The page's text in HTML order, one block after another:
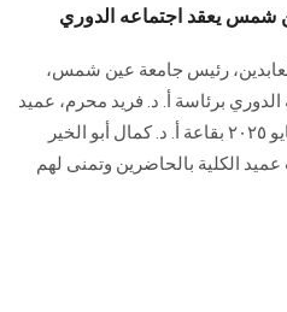
شمس يعقد اجتماعه الدوري
رئيس جامعة عين شمس،
برئاسة أ. د. فريد محرم، عميد
الكلية، يوم السبت الموافق ١٧ مايو ٢٠٢٥ بقاعة أ. د. كمال أبو الخير
الكلية بالحاضرين وتمنى لهم